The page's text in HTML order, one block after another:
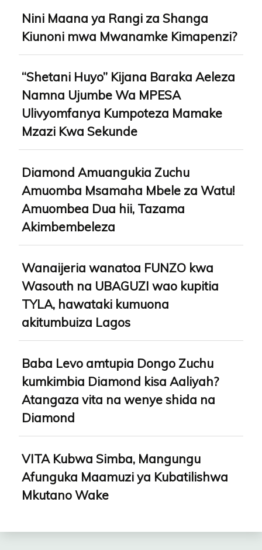
Nini Maana ya Rangi za Shanga
Kiunoni mwa Mwanamke Kimapenzi?
“Shetani Huyo” Kijana Baraka Aeleza
Namna Ujumbe Wa MPESA
Ulivyomfanya Kumpoteza Mamake
Mzazi Kwa Sekunde
Diamond Amuangukia Zuchu
Amuomba Msamaha Mbele za Watu!
Amuombea Dua hii, Tazama
Akimbembeleza
Wanaijeria wanatoa FUNZO kwa
Wasouth na UBAGUZI wao kupitia
TYLA, hawataki kumuona
akitumbuiza Lagos
Baba Levo amtupia Dongo Zuchu
kumkimbia Diamond kisa Aaliyah?
Atangaza vita na wenye shida na
Diamond
VITA Kubwa Simba, Mangungu
Afunguka Maamuzi ya Kubatilishwa
Mkutano Wake